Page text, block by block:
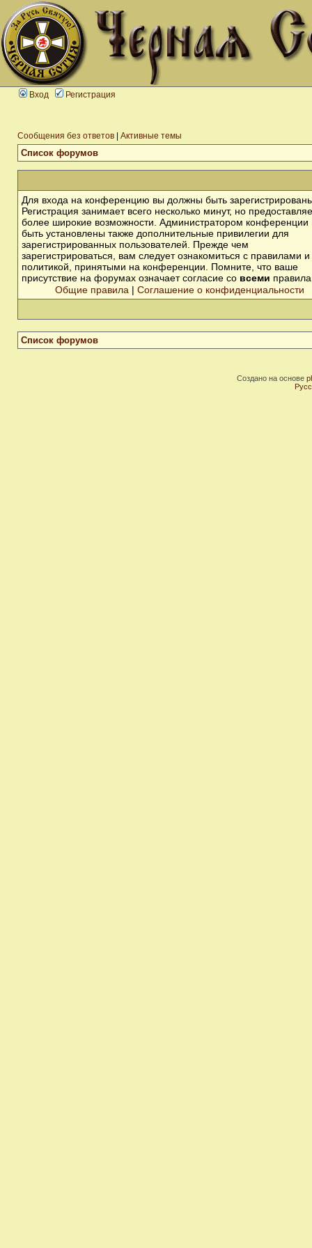
Вход Регистрация
Сообщения без ответов Активные темы
Список форумов
Для входа на конференцию вы должны быть
Регистрация занимает всего несколько минут, но
более широкие возможности. Администратором конференции
быть установлены также дополнительные привилегии для
зарегистрированных пользователей. Прежде чем
зарегистрироваться, вам следует ознакомиться с правилами и
политикой, принятыми на конференции. Помните, что ваше
присутствие на форумах означает согласие со всеми
Общие правила | Соглашение о конфиденциальности
Список форумов
Создано на основе